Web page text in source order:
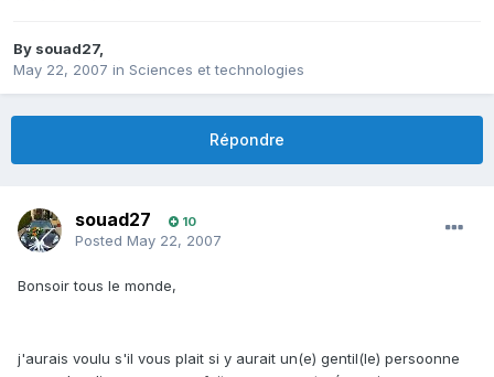
By souad27,
May 22, 2007 in Sciences et technologies
Répondre
souad27 10
Posted May 22, 2007
Bonsoir tous le monde,
j'aurais voulu s'il vous plait si y aurait un(e) gentil(le) persoonne